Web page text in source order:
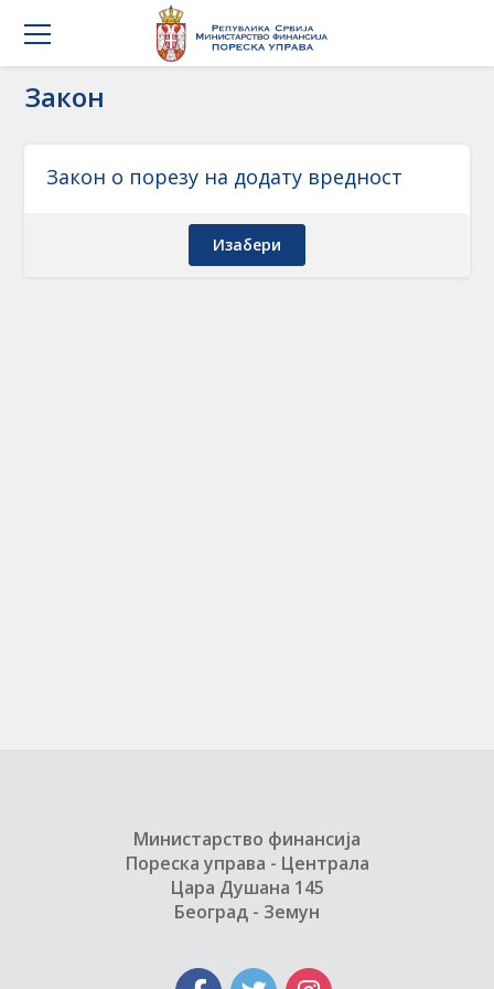
Закон
Закон о порезу на додату вредност
Изабери
Министарство финансија
Пореска управа - Централа
Цара Душана 145
Београд - Земун